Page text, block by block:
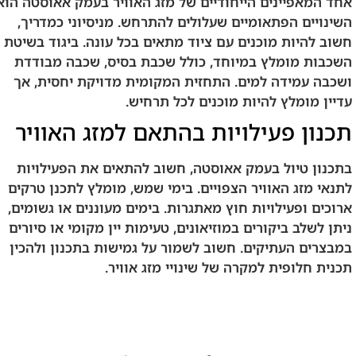
השינויים הפתאומיים שעלולים להתרחש. מניסיוני כמדריך,
חשוב להיות מוכנים עם ציוד מתאים בכל עונה. ביגוד בשיטת
השכבות מומלץ במיוחד, כולל שכבת בסיס, שכבה מבודדת
ושכבה עמידה למים. התחזית המקומית מדויקת יחסית, אך
עדיין מומלץ להיות מוכנים לכל תרחיש.
תכנון פעילויות בהתאם למזג האוויר
בתכנון טיול בעמק אאוסטה, חשוב להתאים את הפעילויות
לתנאי מזג האוויר הצפויים. בימי שמש, מומלץ לתכנן טרקים
ארוכים ופעילויות חוץ מאתגרות. בימים מעוננים או גשומים,
ניתן לשלב ביקורים במוזיאונים, טעימות יין מקומי או סיורים
במבצרים העתיקים. חשוב לשמור על גמישות בתכנון ולהכין
תכנית חלופית למקרה של שינויי מזג אוויר.